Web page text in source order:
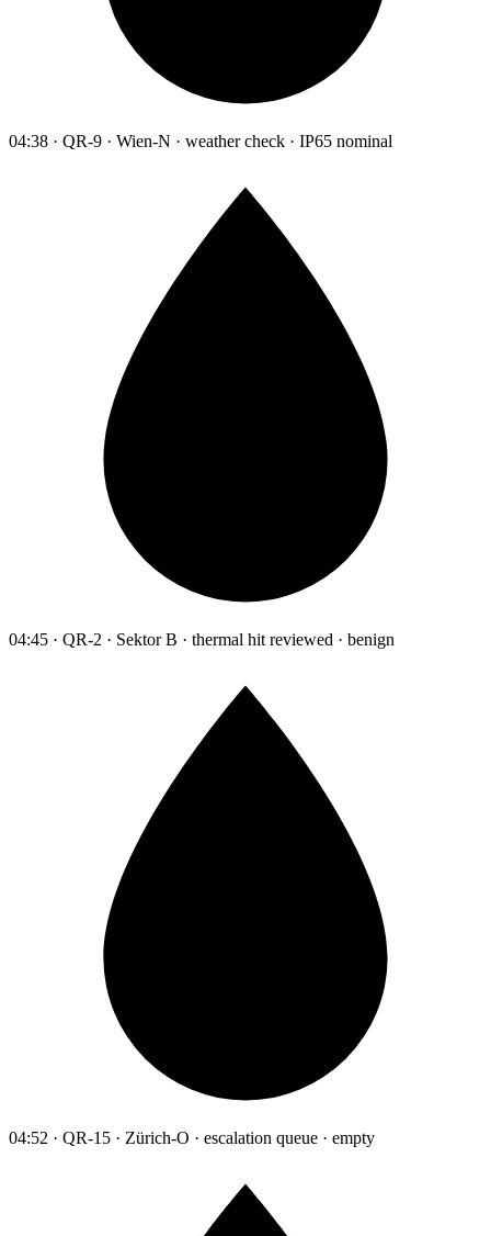
04:38 · QR-9 · Wien-N · weather check · IP65 nominal
04:45 · QR-2 · Sektor B · thermal hit reviewed · benign
04:52 · QR-15 · Zürich-O · escalation queue · empty